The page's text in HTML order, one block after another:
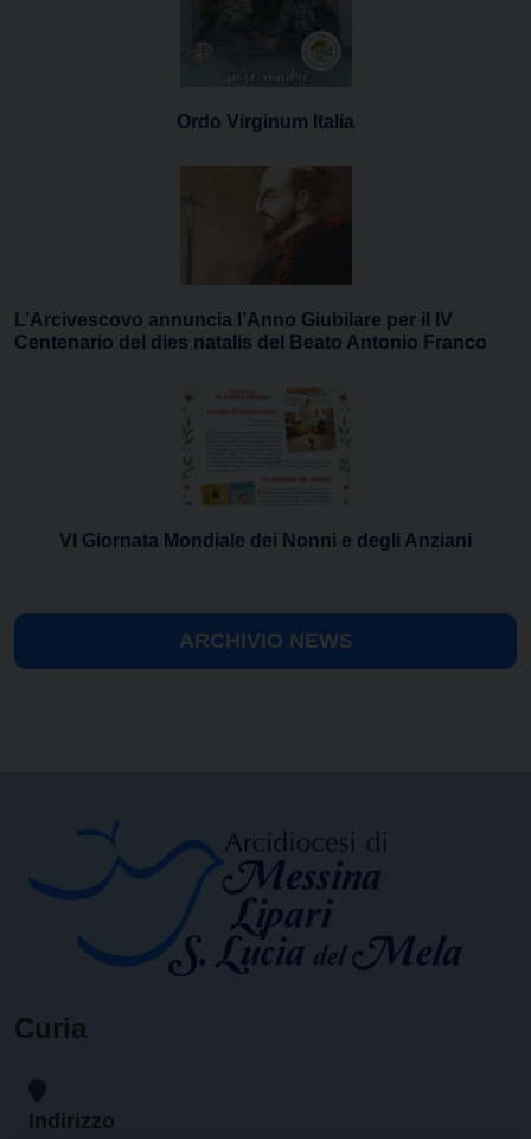
Ordo Virginum Italia
L’Arcivescovo annuncia l’Anno Giubilare per il IV
Centenario del dies natalis del Beato Antonio Franco
VI Giornata Mondiale dei Nonni e degli Anziani
ARCHIVIO NEWS
Curia
Indirizzo